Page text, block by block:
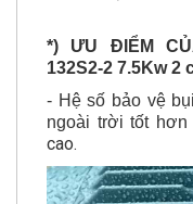
132S2-2 7.5Kw 2
- Hệ số bảo vệ
ngoài trời tốt
cao.